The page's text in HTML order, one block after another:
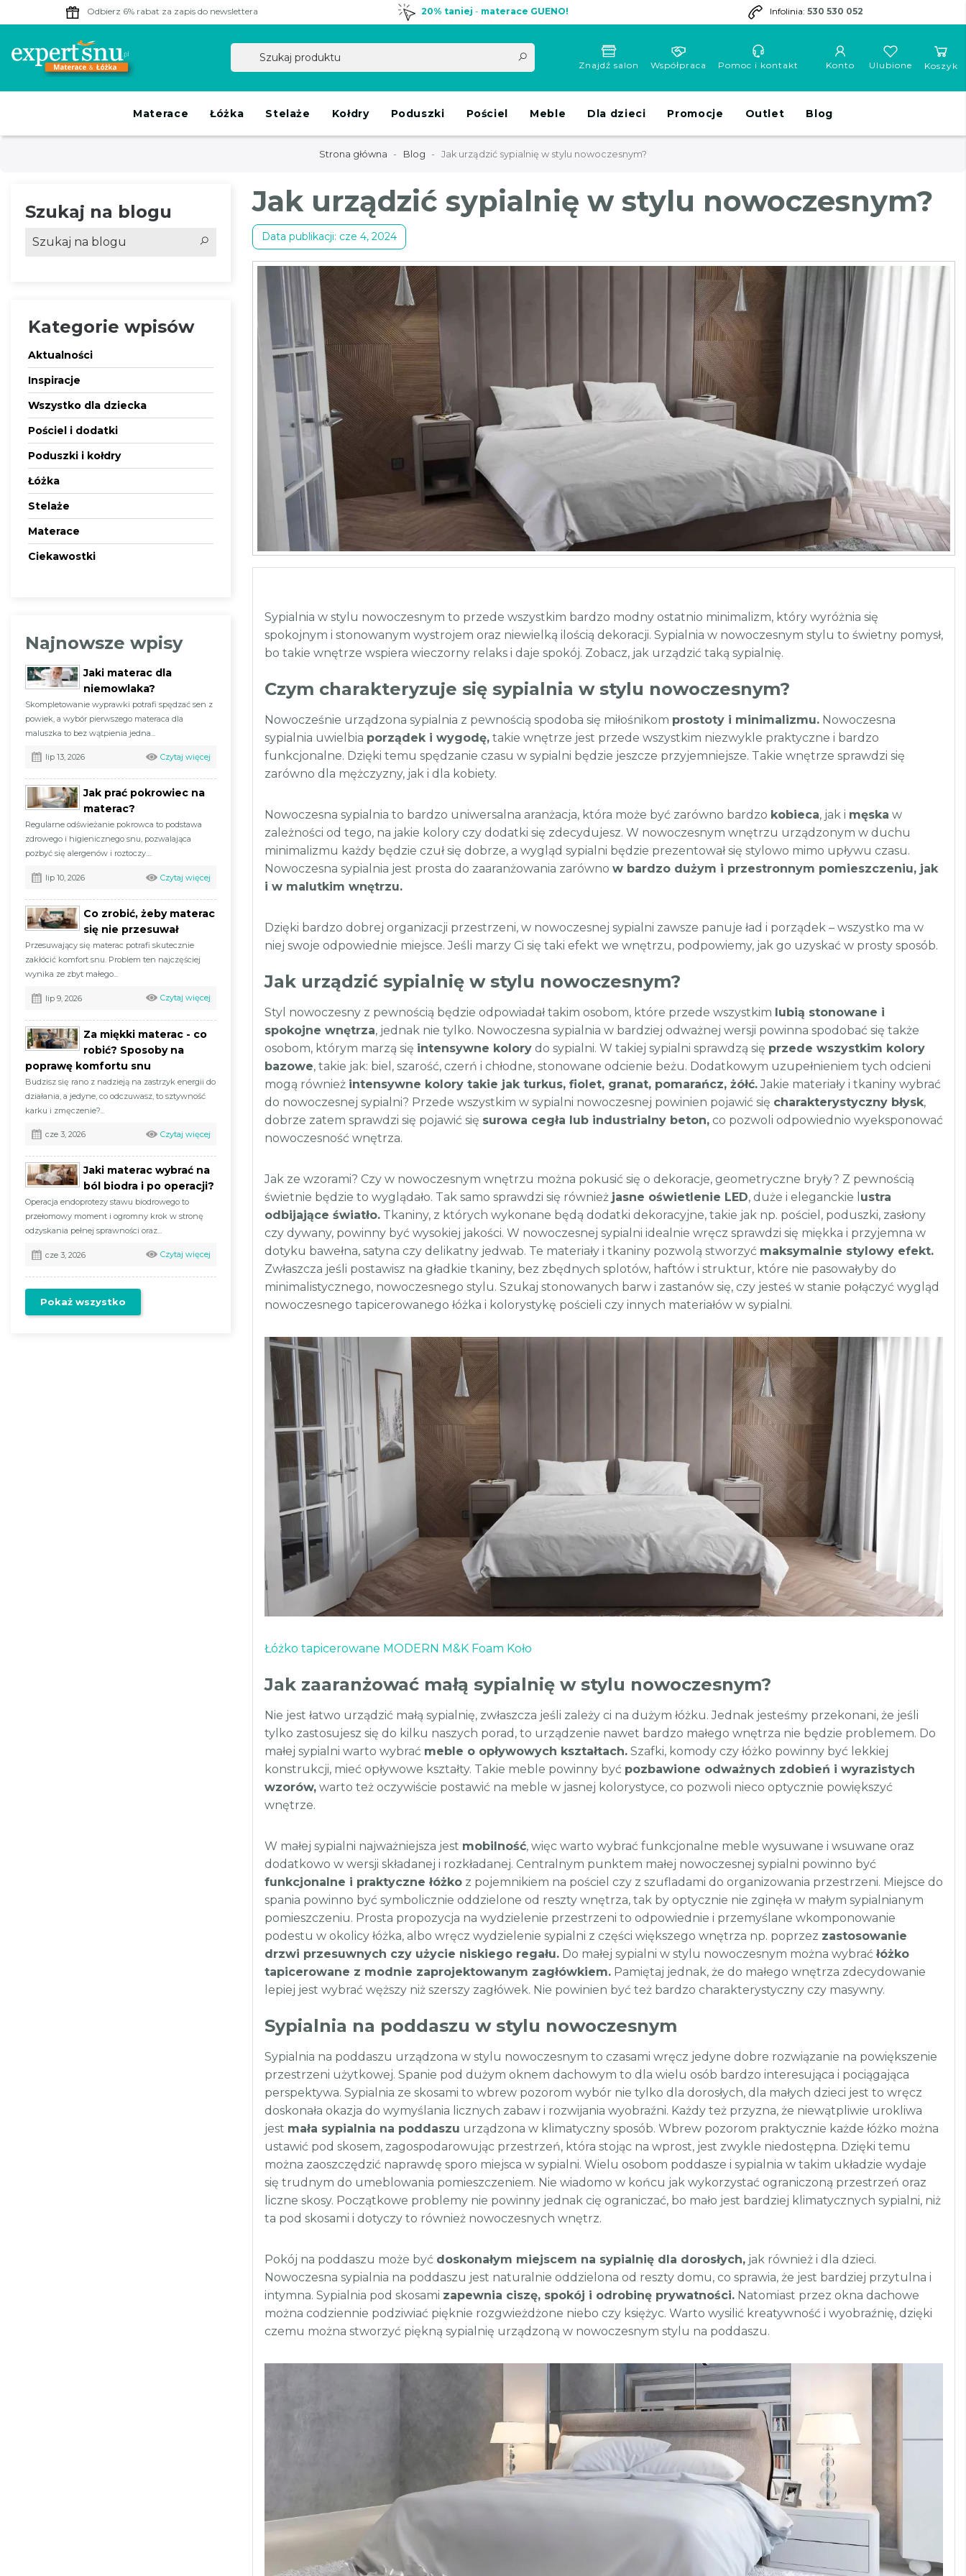
Odbierz 6% rabat za zapis do newslettera 20% taniej - materace GUENO! Infolinia: 530 530 052
Znajdź salon Współpraca Pomoc i kontakt Konto Koszyk
Ulubione
Materace Łóżka Stelaże Kołdry Poduszki Pościel Meble Dla dzieci Promocje Outlet Blog
Strona główna Blog Jak urządzić sypialnię w stylu nowoczesnym?
Szukaj na blogu
Kategorie wpisów
Aktualności
Inspiracje
Wszystko dla dziecka
Pościel i dodatki
Poduszki i kołdry
Łóżka
Stelaże
Materace
Ciekawostki
Najnowsze wpisy
Jaki materac dla
niemowlaka?
Skompletowanie wyprawki potrafi spędzać sen z
powiek, a wybór pierwszego materaca dla
maluszka to bez wątpienia jedna...
lip 13, 2026 Czytaj więcej
Jak prać pokrowiec na
materac?
Regularne odświeżanie pokrowca to podstawa
zdrowego i higienicznego snu, pozwalająca
pozbyć się alergenów i roztoczy....
lip 10, 2026 Czytaj więcej
Co zrobić, żeby materac
się nie przesuwał
Przesuwający się materac potrafi skutecznie
zakłócić komfort snu. Problem ten najczęściej
wynika ze zbyt małego...
lip 9, 2026 Czytaj więcej
Za miękki materac - co
robić? Sposoby na
poprawę komfortu snu
Budzisz się rano z nadzieją na zastrzyk energii do
działania, a jedyne, co odczuwasz, to sztywność
karku i zmęczenie?...
cze 3, 2026 Czytaj więcej
Jaki materac wybrać na
ból biodra i po operacji?
Operacja endoprotezy stawu biodrowego to
przełomowy moment i ogromny krok w stronę
odzyskania pełnej sprawności oraz...
cze 3, 2026 Czytaj więcej
Pokaż wszystko
Jak urządzić sypialnię w stylu nowoczesnym?
Data publikacji: cze 4, 2024
Sypialnia w stylu nowoczesnym to przede wszystkim bardzo modny ostatnio minimalizm, który wyróżnia się
spokojnym i stonowanym wystrojem oraz niewielką ilością dekoracji. Sypialnia w nowoczesnym stylu to świetny pomysł,
bo takie wnętrze wspiera wieczorny relaks i daje spokój. Zobacz, jak urządzić taką sypialnię.
Czym charakteryzuje się sypialnia w stylu nowoczesnym?
Nowocześnie urządzona sypialnia z pewnością spodoba się miłośnikom prostoty i minimalizmu. Nowoczesna
sypialnia uwielbia porządek i wygodę, takie wnętrze jest przede wszystkim niezwykle praktyczne i bardzo
funkcjonalne. Dzięki temu spędzanie czasu w sypialni będzie jeszcze przyjemniejsze. Takie wnętrze sprawdzi się
zarówno dla mężczyzny, jak i dla kobiety.
Nowoczesna sypialnia to bardzo uniwersalna aranżacja, która może być zarówno bardzo kobieca, jak i męska w
zależności od tego, na jakie kolory czy dodatki się zdecydujesz. W nowoczesnym wnętrzu urządzonym w duchu
minimalizmu każdy będzie czuł się dobrze, a wygląd sypialni będzie prezentował się stylowo mimo upływu czasu.
Nowoczesna sypialnia jest prosta do zaaranżowania zarówno w bardzo dużym i przestronnym pomieszczeniu, jak
i w malutkim wnętrzu.
Dzięki bardzo dobrej organizacji przestrzeni, w nowoczesnej sypialni zawsze panuje ład i porządek – wszystko ma w
niej swoje odpowiednie miejsce. Jeśli marzy Ci się taki efekt we wnętrzu, podpowiemy, jak go uzyskać w prosty sposób.
Jak urządzić sypialnię w stylu nowoczesnym?
Styl nowoczesny z pewnością będzie odpowiadał takim osobom, które przede wszystkim lubią stonowane i
spokojne wnętrza, jednak nie tylko. Nowoczesna sypialnia w bardziej odważnej wersji powinna spodobać się także
osobom, którym marzą się intensywne kolory do sypialni. W takiej sypialni sprawdzą się przede wszystkim kolory
bazowe, takie jak: biel, szarość, czerń i chłodne, stonowane odcienie beżu. Dodatkowym uzupełnieniem tych odcieni
mogą również intensywne kolory takie jak turkus, fiolet, granat, pomarańcz, żółć.Jakie materiały i tkaniny wybrać
do nowoczesnej sypialni? Przede wszystkim w sypialni nowoczesnej powinien pojawić się charakterystyczny błysk,
dobrze zatem sprawdzi się pojawić się surowa cegła lub industrialny beton, co pozwoli odpowiednio wyeksponować
nowoczesność wnętrza.
Jak ze wzorami? Czy w nowoczesnym wnętrzu można pokusić się o dekoracje, geometryczne bryły? Z pewnością
świetnie będzie to wyglądało. Tak samo sprawdzi się również jasne oświetlenie LED, duże i eleganckie l ustra
odbijające światło. Tkaniny, z których wykonane będą dodatki dekoracyjne, takie jak np. pościel, poduszki, zasłony
czy dywany, powinny być wysokiej jakości. W nowoczesnej sypialni idealnie wręcz sprawdzi się miękka i przyjemna w
dotyku bawełna, satyna czy delikatny jedwab. Te materiały i tkaniny pozwolą stworzyć maksymalnie stylowy efekt.
Zwłaszcza jeśli postawisz na gładkie tkaniny, bez zbędnych splotów, haftów i struktur, które nie pasowałyby do
minimalistycznego, nowoczesnego stylu. Szukaj stonowanych barw i zastanów się, czy jesteś w stanie połączyć wygląd
nowoczesnego tapicerowanego łóżka i kolorystykę pościeli czy innych materiałów w sypialni.
Łóżko tapicerowane MODERN M&K Foam Koło
Jak zaaranżować małą sypialnię w stylu nowoczesnym?
Nie jest łatwo urządzić małą sypialnię, zwłaszcza jeśli zależy ci na dużym łóżku. Jednak jesteśmy przekonani, że jeśli
tylko zastosujesz się do kilku naszych porad, to urządzenie nawet bardzo małego wnętrza nie będzie problemem. Do
małej sypialni warto wybrać meble o opływowych kształtach. Szafki, komody czy łóżko powinny być lekkiej
konstrukcji, mieć opływowe kształty. Takie meble powinny być pozbawione odważnych zdobień i wyrazistych
wzorów, warto też oczywiście postawić na meble w jasnej kolorystyce, co pozwoli nieco optycznie powiększyć
wnętrze.
W małej sypialni najważniejsza jest mobilność, więc warto wybrać funkcjonalne meble wysuwane i wsuwane oraz
dodatkowo w wersji składanej i rozkładanej. Centralnym punktem małej nowoczesnej sypialni powinno być
funkcjonalne i praktyczne łóżko z pojemnikiem na pościel czy z szufladami do organizowania przestrzeni. Miejsce do
spania powinno być symbolicznie oddzielone od reszty wnętrza, tak by optycznie nie zginęła w małym sypialnianym
pomieszczeniu. Prosta propozycja na wydzielenie przestrzeni to odpowiednie i przemyślane wkomponowanie
podestu w okolicy łóżka, albo wręcz wydzielenie sypialni z części większego wnętrza np. poprzez zastosowanie
drzwi przesuwnych czy użycie niskiego regału. Do małej sypialni w stylu nowoczesnym można wybraćłóżko
tapicerowane z modnie zaprojektowanym zagłówkiem. Pamiętaj jednak, że do małego wnętrza zdecydowanie
lepiej jest wybrać węższy niż szerszy zagłówek. Nie powinien być też bardzo charakterystyczny czy masywny.
Sypialnia na poddaszu w stylu nowoczesnym
Sypialnia na poddaszu urządzona w stylu nowoczesnym to czasami wręcz jedyne dobre rozwiązanie na powiększenie
przestrzeni użytkowej. Spanie pod dużym oknem dachowym to dla wielu osób bardzo interesująca i pociągająca
perspektywa. Sypialnia ze skosami to wbrew pozorom wybór nie tylko dla dorosłych, dla małych dzieci jest to wręcz
doskonała okazja do wymyślania licznych zabaw i rozwijania wyobraźni. Każdy też przyzna, że niewątpliwie urokliwa
jest mała sypialnia na poddaszu urządzona w klimatyczny sposób. Wbrew pozorom praktycznie każde łóżko można
ustawić pod skosem, zagospodarowując przestrzeń, która stojąc na wprost, jest zwykle niedostępna. Dzięki temu
można zaoszczędzić naprawdę sporo miejsca w sypialni. Wielu osobom poddasze i sypialnia w takim układzie wydaje
się trudnym do umeblowania pomieszczeniem. Nie wiadomo w końcu jak wykorzystać ograniczoną przestrzeń oraz
liczne skosy. Początkowe problemy nie powinny jednak cię ograniczać, bo mało jest bardziej klimatycznych sypialni, niż
ta pod skosami i dotyczy to również nowoczesnych wnętrz.
Pokój na poddaszu może być doskonałym miejscem na sypialnię dla dorosłych, jak również i dla dzieci.
Nowoczesna sypialnia na poddaszu jest naturalnie oddzielona od reszty domu, co sprawia, że jest bardziej przytulna i
intymna. Sypialnia pod skosami zapewnia ciszę, spokój i odrobinę prywatności. Natomiast przez okna dachowe
można codziennie podziwiać pięknie rozgwieżdżone niebo czy księżyc. Warto wysilić kreatywność i wyobraźnię, dzięki
czemu można stworzyć piękną sypialnię urządzoną w nowoczesnym stylu na poddaszu.